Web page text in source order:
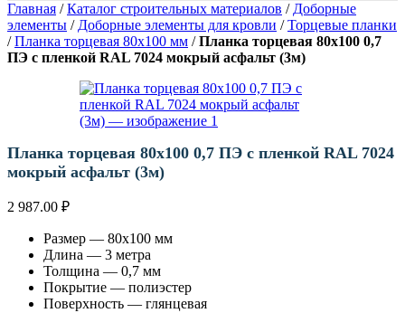
Главная /Каталог строительных материалов /Доборные
элементы /Доборные элементы для кровли /Торцевые планки
/Планка торцевая 80х100 мм /Планка торцевая 80х100 0,7
ПЭ с пленкой RAL 7024 мокрый асфальт (3м)
Планка торцевая 80х100 0,7 ПЭ с пленкой RAL 7024
мокрый асфальт (3м)
2 987.00 ₽
Размер — 80х100 мм
Длина — 3 метра
Толщина — 0,7 мм
Покрытие — полиэстер
Поверхность — глянцевая